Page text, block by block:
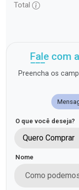
Total
Fale com
Preencha os
O que você deseja?
Quero Comprar
Nome